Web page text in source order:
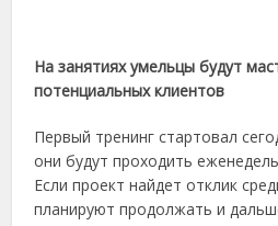
На занятиях умельцы будут
потенциальных клиентов
Первый тренинг стартовал
они будут проходить
Если проект найдет отклик
планируют продолжать и